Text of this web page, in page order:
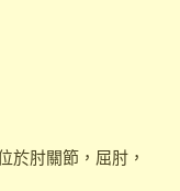
於肘關節，屈肘，